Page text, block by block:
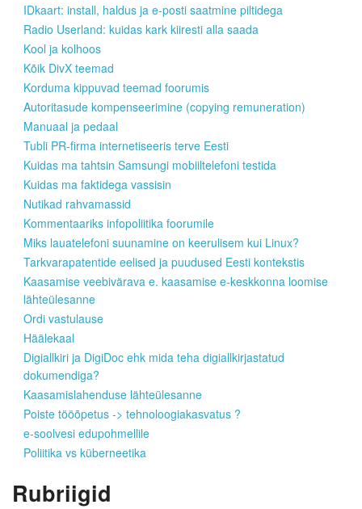
IDkaart: install, haldus ja e-posti saatmine piltidega
Radio Userland: kuidas kark kiiresti alla saada
Kool ja kolhoos
Kõik DivX teemad
Korduma kippuvad teemad foorumis
Autoritasude kompenseerimine (copying remuneration)
Manuaal ja pedaal
Tubli PR-firma internetiseeris terve Eesti
Kuidas ma tahtsin Samsungi mobiiltelefoni testida
Kuidas ma faktidega vassisin
Nutikad rahvamassid
Kommentaariks infopoliitika foorumile
Miks lauatelefoni suunamine on keerulisem kui Linux?
Tarkvarapatentide eelised ja puudused Eesti kontekstis
Kaasamise veebivärava e. kaasamise e-keskkonna loomise
lähteülesanne
Ordi vastulause
Häälekaal
Digiallkiri ja DigiDoc ehk mida teha digiallkirjastatud
dokumendiga?
Kaasamislahenduse lähteülesanne
Poiste tööõpetus -> tehnoloogiakasvatus ?
e-soolvesi edupohmellile
Poliitika vs küberneetika
Rubriigid